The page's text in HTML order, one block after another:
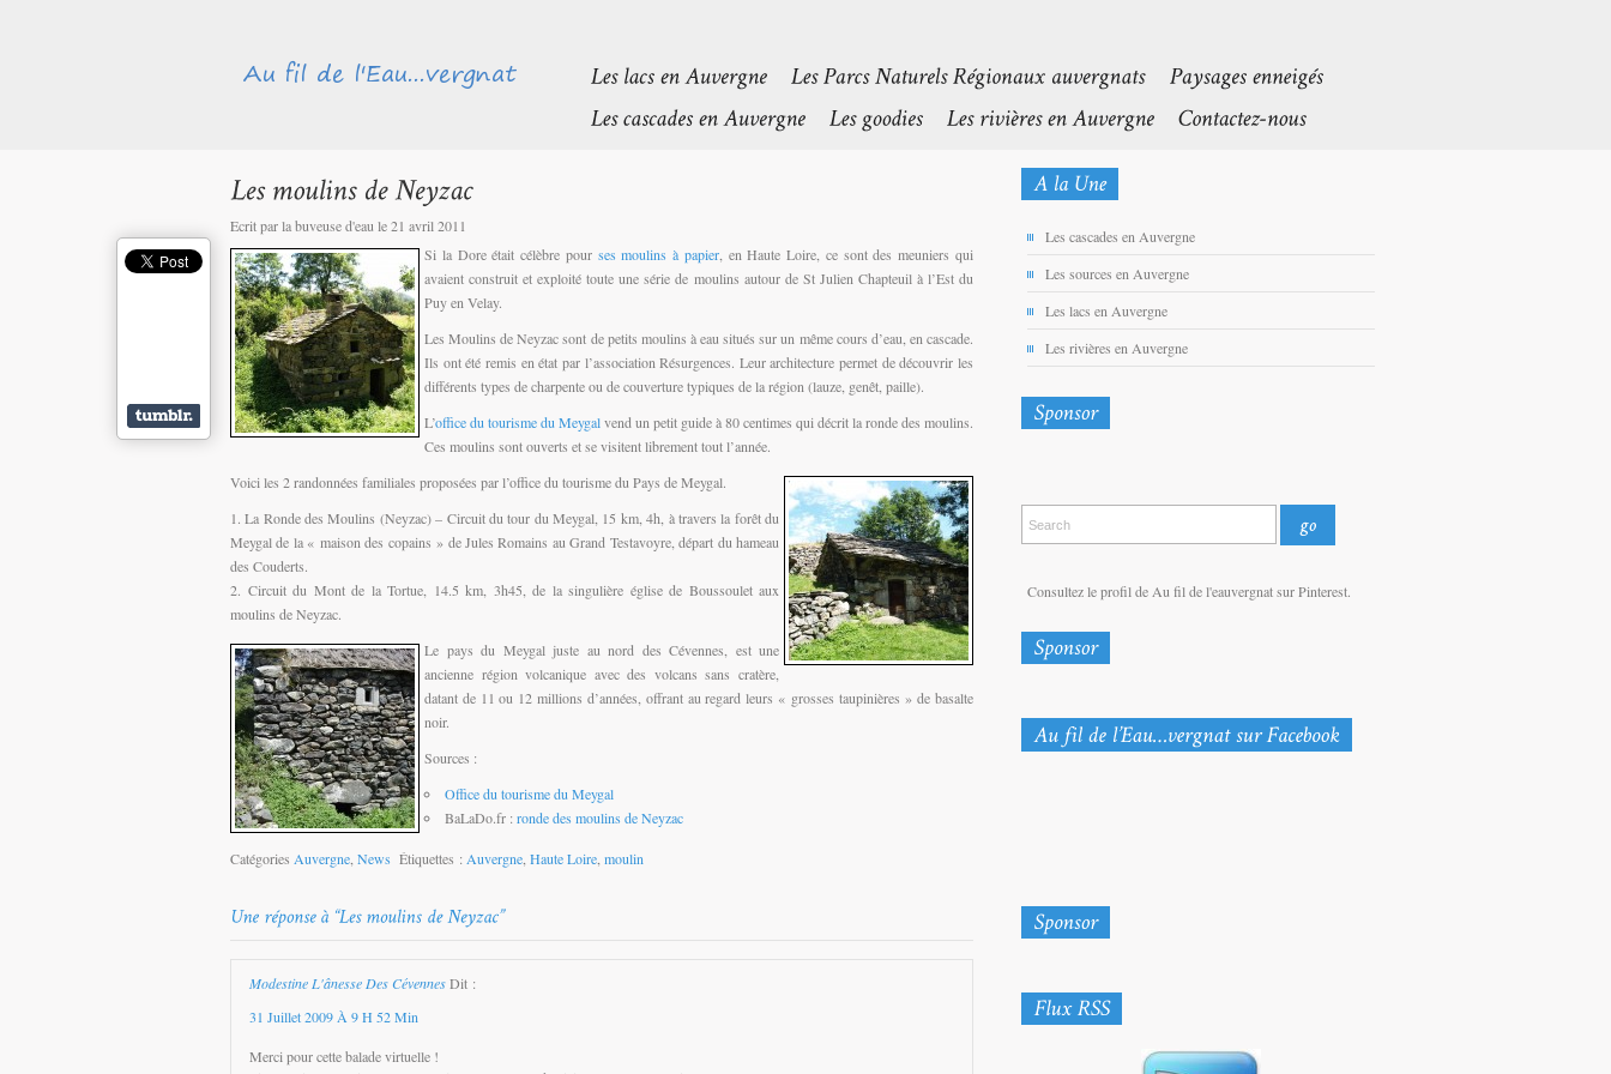
Ecrit par la buveuse d'eau le 21 avril 2011
Si la Dore était célèbre pour ses moulins à papier, en Haute Loire, ce sont des meuniers qui
avaient construit et exploité toute une série de moulins autour de St Julien Chapteuil à l’Est du
Puy en Velay.
Les Moulins de Neyzac sont de petits moulins à eau situés sur un même cours d’eau, en cascade.
Ils ont été remis en état par l’association Résurgences. Leur architecture permet de découvrir les
différents types de charpente ou de couverture typiques de la région (lauze, genêt, paille).
L’office du tourisme du Meygalvend un petit guide à 80 centimes qui décrit la ronde des moulins.
Ces moulins sont ouverts et se visitent librement tout l’année.
Voici les 2 randonnées familiales proposées par l’office du tourisme du Pays de Meygal.
La Ronde des Moulins (Neyzac) – Circuit du tour du Meygal, 15 km, 4h, à travers la forêt du
Meygal de la « maison des copains » de Jules Romains au Grand Testavoyre, départ du hameau
des Couderts.
Circuit du Mont de la Tortue, 14.5 km, 3h45, de la singulière église de Boussoulet aux
moulins de Neyzac.
Le pays du Meygal juste au nord des Cévennes, est une
ancienne région volcanique avec des volcans sans cratère,
datant de 11 ou 12 millions d’années, offrant au regard leurs « grosses taupinières » de basalte
noir.
Sources :
Office du tourisme du Meygal
BaLaDo.fr : ronde des moulins de Neyzac
Catégories Auvergne News Étiquettes : Auvergne Haute Loire moulin
Modestine L'ânesse Des CévennesDit :
31 Juillet 2009 À 9 H 52 Min
Merci pour cette balade virtuelle !
Les cascades en Auvergne
Les sources en Auvergne
Les lacs en Auvergne
Les rivières en Auvergne
Consultez le profil de Au fil de l'eauvergnat sur Pinterest.